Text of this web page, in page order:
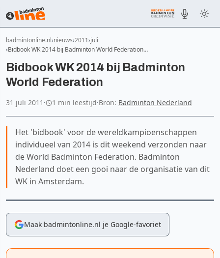
badmintonline.nl nieuws 2011 juli
Bidbook WK 2014 bij Badminton World Federation…
Bidbook WK 2014 bij Badminton
World Federation
31 juli 2011 · 1 min leestijd·Bron: Badminton Nederland
Het 'bidbook' voor de wereldkampioenschappen
individueel van 2014 is dit weekend verzonden naar
de World Badminton Federation. Badminton
Nederland doet een gooi naar de organisatie van dit
WK in Amsterdam.
Maak badmintonline.nl je Google-favoriet